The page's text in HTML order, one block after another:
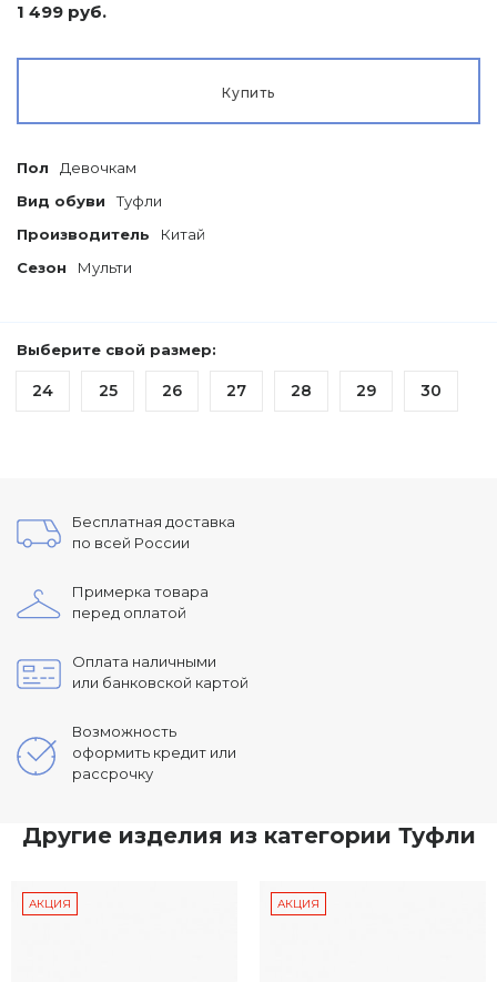
1 499 руб.
Купить
Пол
Девочкам
Вид обуви
Туфли
Производитель
Китай
Сезон
Мульти
Выберите свой размер:
24 25 26 27 28 29 30
Бесплатная доставка
по всей России
Примерка товара
перед оплатой
Оплата наличными
или банковской картой
Возможность
оформить кредит или
рассрочку
Другие изделия из категории Туфли
АКЦИЯ АКЦИЯ